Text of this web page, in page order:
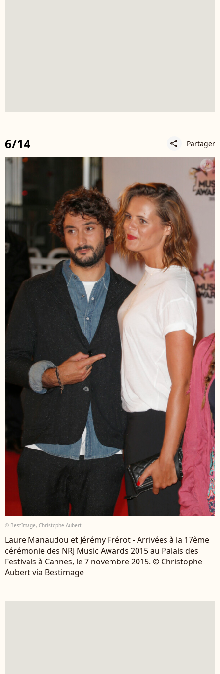
6/14 share Partager
© BestImage, Christophe Aubert
Laure Manaudou et Jérémy Frérot - Arrivées à la 17ème
cérémonie des NRJ Music Awards 2015 au Palais des
Festivals à Cannes, le 7 novembre 2015. © Christophe
Aubert via Bestimage